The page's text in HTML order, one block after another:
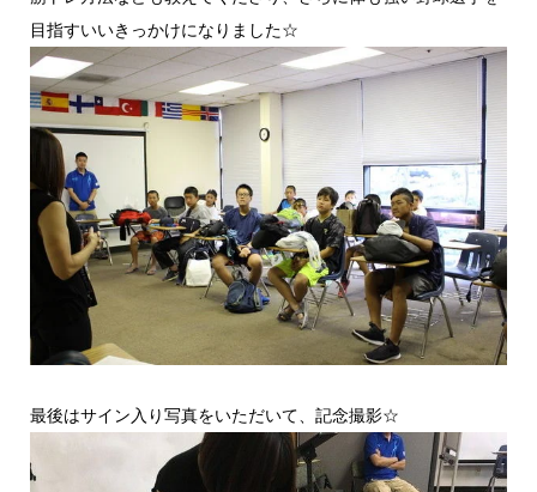
目指すいいきっかけになりました☆
最後はサイン入り写真をいただいて、記念撮影☆